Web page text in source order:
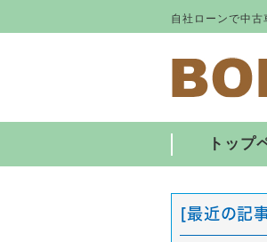
自社ローンで中
トップ
[最近の記